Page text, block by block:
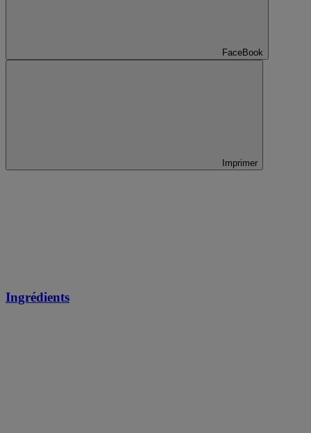
FaceBook
Imprimer
Ingrédients